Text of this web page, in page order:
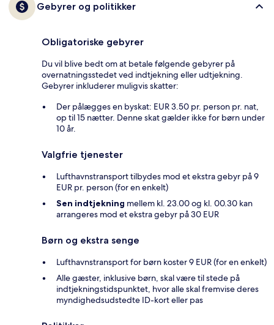
Gebyrer og politikker
Obligatoriske gebyrer
Du vil blive bedt om at betale følgende gebyrer på
overnatningsstedet ved indtjekning eller udtjekning.
Gebyrer inkluderer muligvis skatter:
Der pålægges en byskat: EUR 3.50 pr. person pr. nat,
op til 15 nætter. Denne skat gælder ikke for børn under
10 år.
Valgfrie tjenester
Lufthavnstransport tilbydes mod et ekstra gebyr på 9
EUR pr. person (for en enkelt)
Sen indtjekning mellem kl. 23.00 og kl. 00.30 kan
arrangeres mod et ekstra gebyr på 30 EUR
Børn og ekstra senge
Lufthavnstransport for børn koster 9 EUR (for en enkelt)
Alle gæster, inklusive børn, skal være til stede på
indtjekningstidspunktet, hvor alle skal fremvise deres
myndighedsudstedte ID-kort eller pas